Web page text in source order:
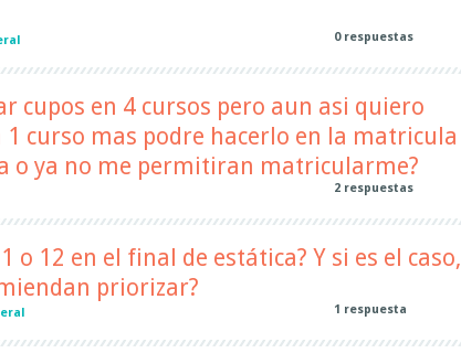
0respuestas
cupos en 4 cursos pero aun asi quiero
curso mas podre hacerlo en la matricula
o ya no me permitiran matricularme?
2 respuestas
o 12 en el final de estática? Y si es el caso,
priorizar?
1 respuesta